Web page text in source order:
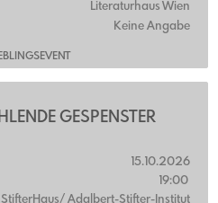
Literaturhaus Wien
Keine Angabe
GESPENSTER
15.10.2026
19:00
StifterHaus/ Adalbert-Stifter-Institut